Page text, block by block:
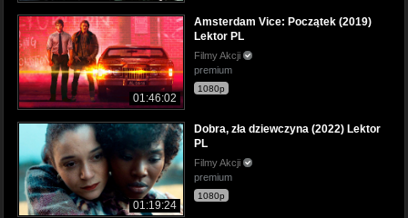
01:46:02
Amsterdam Vice: Początek (2019)
Lektor PL
Filmy Akcji
premium
1080p
01:19:24
Dobra, zła dziewczyna (2022) Lektor
PL
Filmy Akcji
premium
1080p